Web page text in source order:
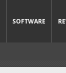
SOFTWARE